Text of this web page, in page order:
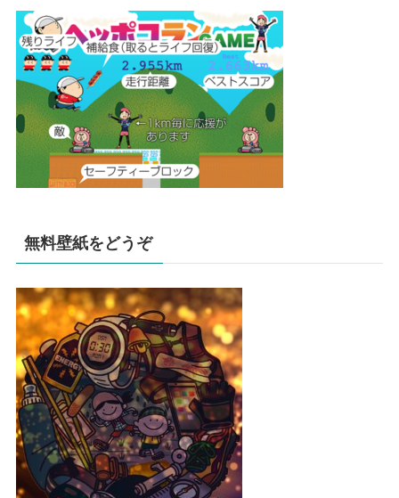
無料壁紙をどうぞ